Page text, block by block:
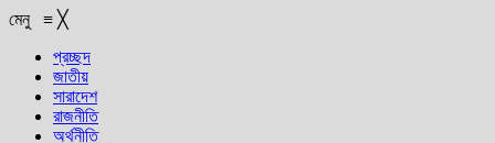
মেনু ≡ ╳
প্রচ্ছদ
জাতীয়
সারাদেশ
রাজনীতি
অর্থনীতি